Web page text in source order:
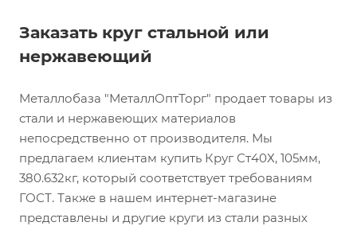
Заказать круг стальной или
нержавеющий
Металлобаза "МеталлОптТорг" продает товары из
стали и нержавеющих материалов
непосредственно от производителя. Мы
предлагаем клиентам купить Круг Ст40Х, 105мм,
380.632кг, который соответствует требованиям
ГОСТ. Также в нашем интернет-магазине
представлены и другие круги из стали разных